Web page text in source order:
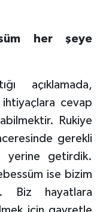
her şeye
açıklamada,
ihtiyaçlara cevap
Rukiye
gerekli
yerine getirdik.
ise bizim
Biz hayatlara